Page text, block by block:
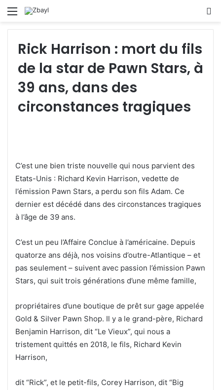
Menu
Rick Harrison : mort du fils
de la star de Pawn Stars, à
39 ans, dans des
circonstances tragiques
C’est une bien triste nouvelle qui nous parvient des
Etats-Unis : Richard Kevin Harrison, vedette de
l’émission Pawn Stars, a perdu son fils Adam. Ce
dernier est décédé dans des circonstances tragiques
à l’âge de 39 ans.
C’est un peu l’Affaire Conclue à l’américaine. Depuis
quatorze ans déjà, nos voisins d’outre-Atlantique – et
pas seulement – suivent avec passion l’émission Pawn
Stars, qui suit trois générations d’une même famille,
propriétaires d’une boutique de prêt sur gage appelée
Gold & Silver Pawn Shop. Il y a le grand-père, Richard
Benjamin Harrison, dit “Le Vieux”, qui nous a
tristement quittés en 2018, le fils, Richard Kevin
Harrison,
dit “Rick”, et le petit-fils, Corey Harrison, dit “Big